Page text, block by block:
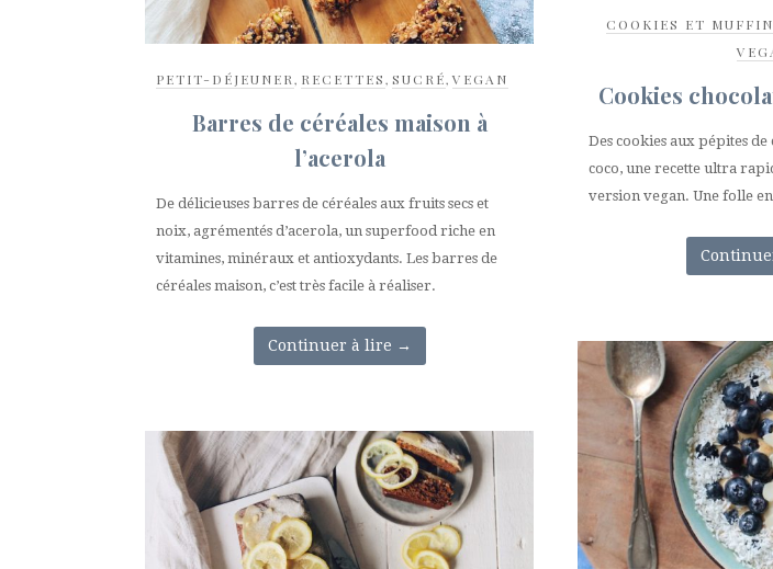
COOKIES ET
Cookies
Des cookies aux pépites
coco, une recette ultra
version vegan. Une folle
PETIT-DÉJEUNER , RECETTES , SUCRÉ, VEGAN
Barres de céréales maison à
l’acerola
De délicieuses barres de céréales aux fruits secs et
noix, agrémentés d’acerola, un superfood riche en
vitamines, minéraux et antioxydants. Les barres de
céréales maison, c’est très facile à réaliser.
Continuer à lire →